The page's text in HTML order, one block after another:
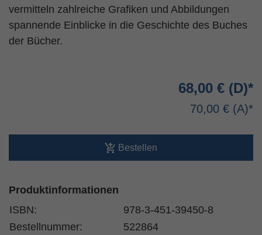
vermitteln zahlreiche Grafiken und Abbildungen
spannende Einblicke in die Geschichte des Buches
der Bücher.
68,00 €
70,00 €
Bestellen
Produktinformationen
ISBN:
978-3-451-39450-8
Bestellnummer:
522864